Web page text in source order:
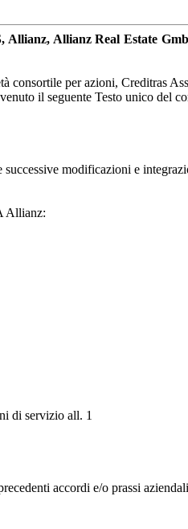
Allianz, Allianz Real Estate
per azioni, Creditras
il seguente Testo unico del
modificazioni e
Allianz:
di servizio all. 1
accordi e/o prassi